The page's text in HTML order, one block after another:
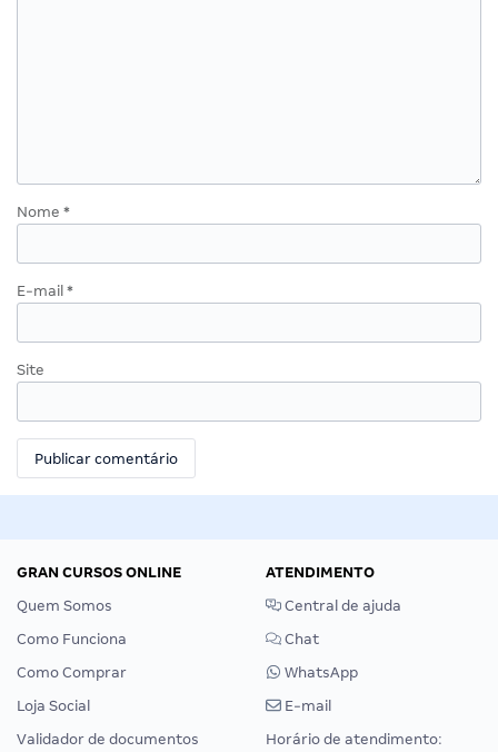
Nome *
E-mail *
Site
GRAN CURSOS ONLINE
Quem Somos
Como Funciona
Como Comprar
Loja Social
Validador de documentos
ATENDIMENTO
Central de ajuda
Chat
WhatsApp
E-mail
Horário de atendimento: